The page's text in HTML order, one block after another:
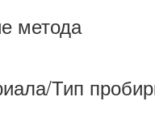
метода
Тип